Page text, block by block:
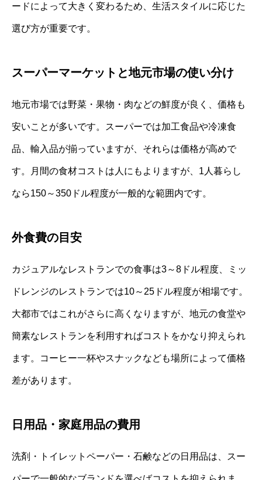
ードによって大きく変わるため、生活スタイルに応じた
選び方が重要です。
スーパーマーケットと地元市場の使い分け
地元市場では野菜・果物・肉などの鮮度が良く、価格も
安いことが多いです。スーパーでは加工食品や冷凍食
品、輸入品が揃っていますが、それらは価格が高めで
す。月間の食材コストは人にもよりますが、1人暮らし
なら150～350ドル程度が一般的な範囲内です。
外食費の目安
カジュアルなレストランでの食事は3～8ドル程度、ミッ
ドレンジのレストランでは10～25ドル程度が相場です。
大都市ではこれがさらに高くなりますが、地元の食堂や
簡素なレストランを利用すればコストをかなり抑えられ
ます。コーヒー一杯やスナックなども場所によって価格
差があります。
日用品・家庭用品の費用
洗剤・トイレットペーパー・石鹸などの日用品は、スー